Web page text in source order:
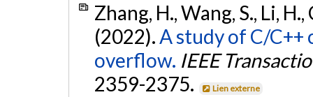
Zhang, H., Wang, S., Li, H.,
(2022).A study of C/C++
overflow. IEEE
2359-2375.
Lien externe